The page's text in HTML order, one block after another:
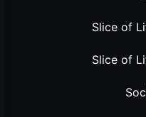
Slice of
Slice of